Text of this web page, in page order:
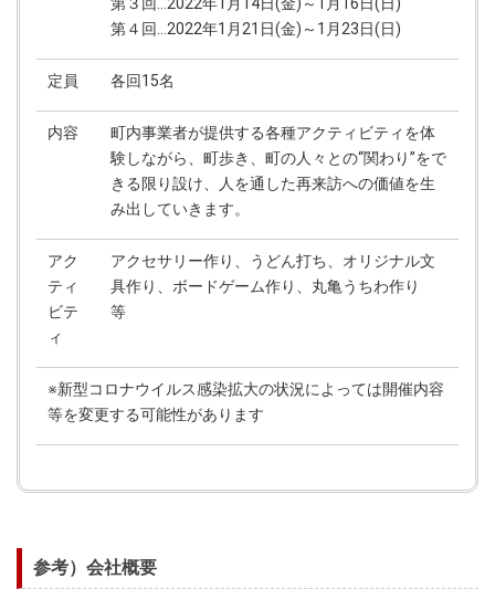
第４回…2022年1月21日(金)～1月23日(日)
定員 各回15名
内容
町内事業者が提供する各種アクティビティを体
験しながら、町歩き、町の人々との“関わり”をで
きる限り設け、人を通した再来訪への価値を生
み出していきます。
アク
ティ
ビテ
ィ
アクセサリー作り、うどん打ち、オリジナル文
具作り、ボードゲーム作り、丸亀うちわ作り
等
※新型コロナウイルス感染拡大の状況によっては開催内容
等を変更する可能性があります
参考）会社概要